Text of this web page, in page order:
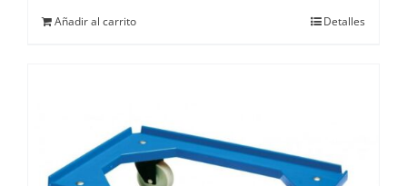
Añadir al carrito Detalles